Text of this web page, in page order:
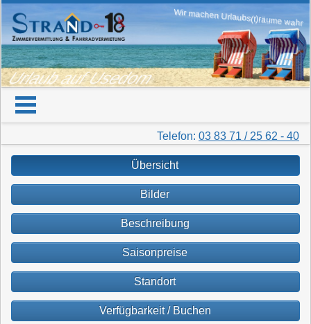
Wir machen Urlaubs(t)räume wahr
Urlaub auf Usedom
Telefon: 03 83 71 / 25 62 - 40
Übersicht
Bilder
Beschreibung
Saisonpreise
Standort
Verfügbarkeit / Buchen